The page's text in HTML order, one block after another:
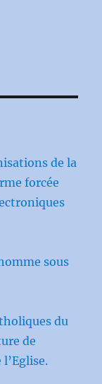
de la
forcée
sous
du
de